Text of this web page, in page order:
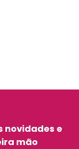
novidades e
mão